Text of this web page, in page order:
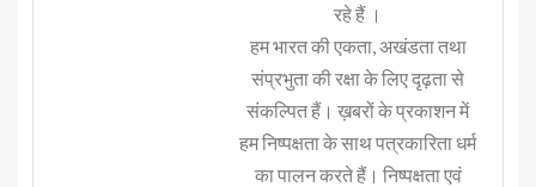
रहे हैं ।
हम भारत की एकता, अखंडता तथा
संप्रभुता की रक्षा के लिए दृढ़ता से
संकल्पित हैं। ख़बरों के प्रकाशन में
हम निष्पक्षता के साथ पत्रकारिता धर्म
का पालन करते हैं। निष्पक्षता एवं